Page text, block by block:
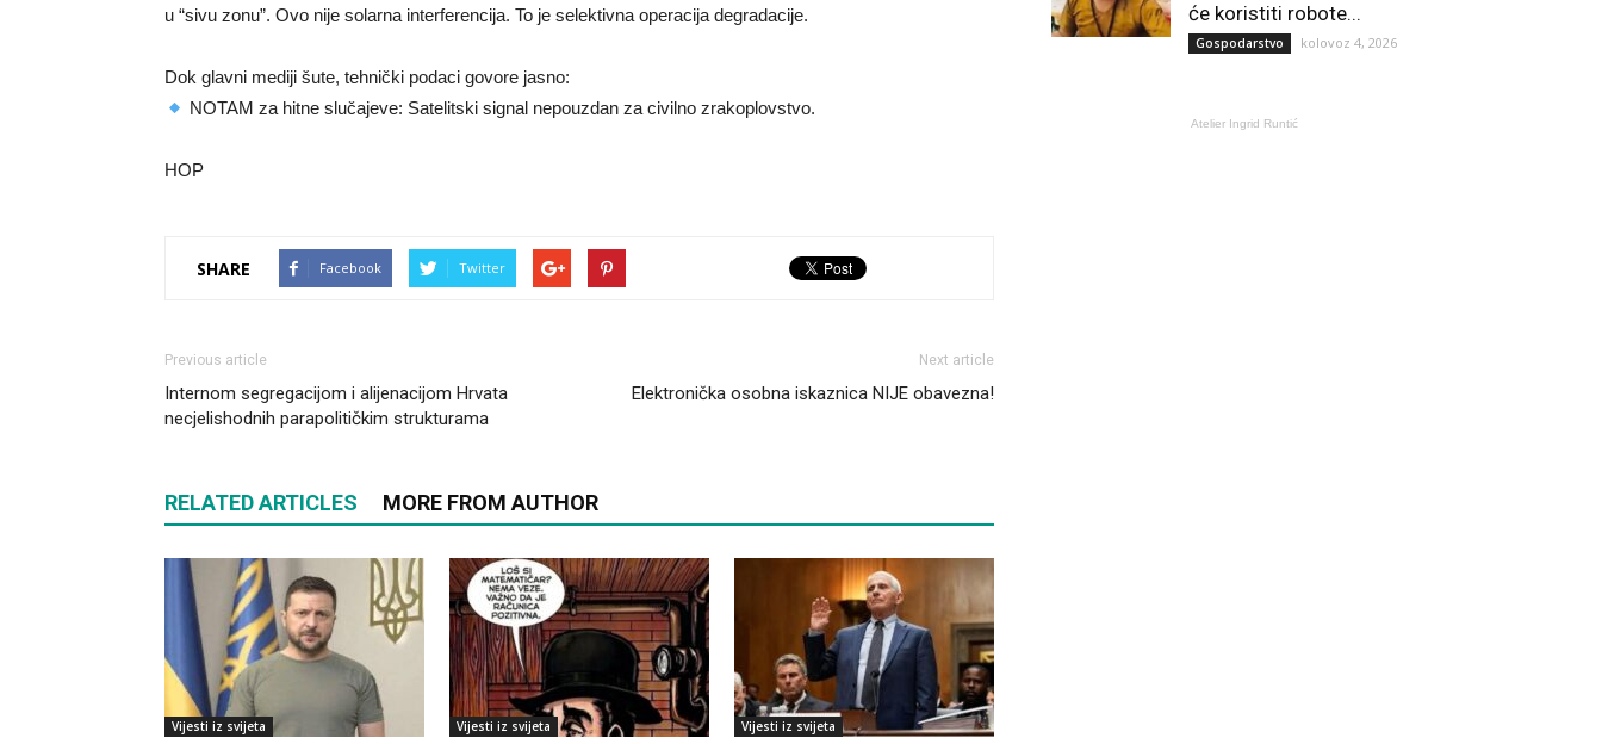
u “sivu zonu”. Ovo nije solarna interferencija. To je selektivna operacija degradacije.
Dok glavni mediji šute, tehnički podaci govore jasno:
NOTAM za hitne slučajeve: Satelitski signal nepouzdan za civilno zrakoplovstvo.
HOP
SHARE Facebook Twitter
Previous article
Internom segregacijom i alijenacijom Hrvata
necjelishodnih parapolitičkim strukturama
Next article
Elektronička osobna iskaznica NIJE obavezna!
RELATED ARTICLES MORE FROM AUTHOR
Vijesti iz svijeta Vijesti iz svijeta Vijesti iz svijeta
će koristiti robote...
Gospodarstvo kolovoz 4, 2026
Atelier Ingrid Runtić